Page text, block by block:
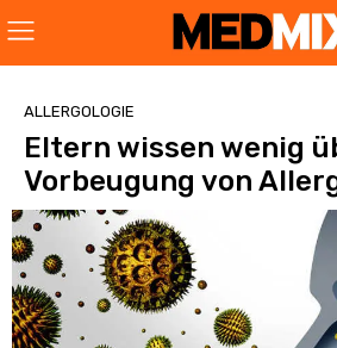
ALLERGOLOGIE
Eltern wissen wenig
Vorbeugung von